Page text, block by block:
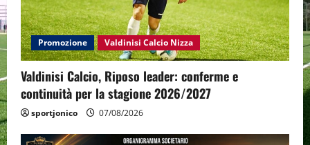
Promozione Valdinisi Calcio Nizza
Valdinisi Calcio, Riposo leader: conferme e
continuità per la stagione 2026/2027
sportjonico 07/08/2026